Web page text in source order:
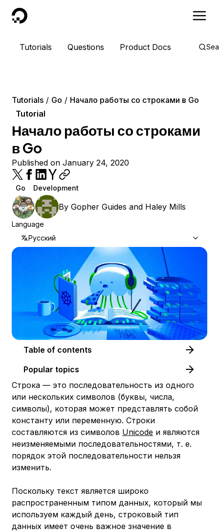
DigitalOcean
Tutorials Questions Product Docs
Tutorials Go
Начало работы со строками в Go
Tutorial
Начало работы со строками
в Go
Published on January 24, 2020
Go Development
By Gopher Guides and Haley Mills
Language
Русский
Table of contents
Popular topics
Строка — это последовательность из одного
или нескольких символов (буквы, числа,
символы), которая может представлять собой
константу или переменную. Строки
составляются из символов Unicode и являются
неизменяемыми последовательностями, т. е.
порядок этой последовательности нельзя
изменить.
Поскольку текст является широко
распространенным типом данных, который мы
используем каждый день, строковый тип
данных имеет очень важное значение в